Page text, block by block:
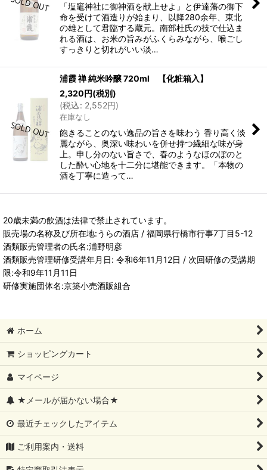
「塩竈神社に御神酒を献上せよ」と伊達藩の御下
命を受けて酒造りが始まり、以降280余年、東北
の雄として君臨する蔵元。南部杜氏の技で仕込ま
れる酒は、お米の旨みがふくらみながら、喉ごし
すっきりと切れがいい淡…
浦霞 禅 純米吟醸 720ml 【化粧箱入】
2,320円(税別)
(税込: 2,552円)
在庫なし
飽きることのない逸品の旨さを味わう 香り高く淡
麗ながら、奥深い味わいを併せ持つ繊細な味が身
上。申し分のない旨さで、春のようなほのぼのと
した酔い心地を十二分に堪能できます。「本物の
酒を丁寧に造って…
20歳未満の飲酒は法律で禁止されています。
販売場の名称及び所在地:うらの酒店 / 福岡県行橋市行事7丁目5-12
酒類販売管理者の氏名:浦野明彦
酒類販売管理研修受講年月日: 令和6年11月12日 / 次回研修の受講期
限:令和9年11月11日
研修実施団体名:京築小売酒販組合
ホーム
ショッピングカート
マイページ
★メールが届かない場合★
最近チェックしたアイテム
ご利用案内・送料